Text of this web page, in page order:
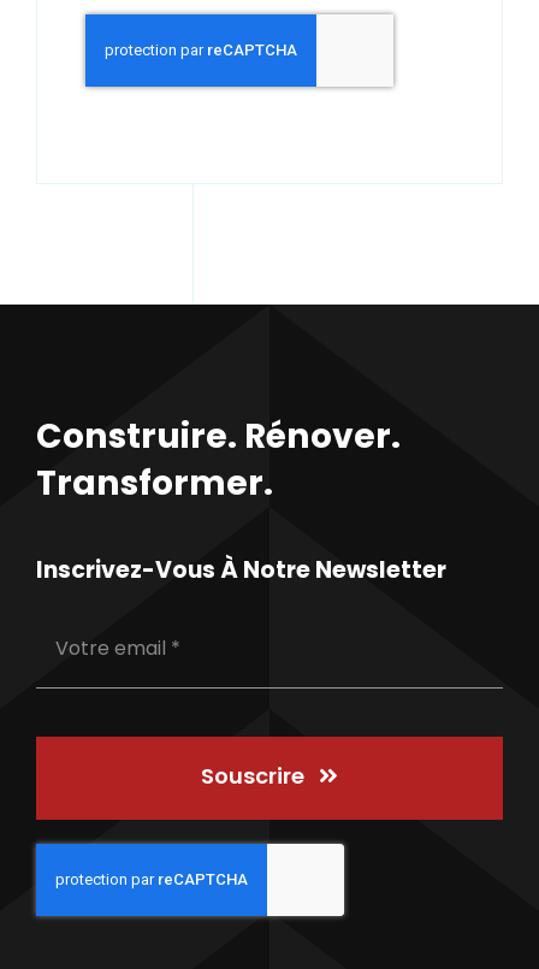
Construire. Rénover.
Transformer.
Inscrivez-Vous À Notre Newsletter
Souscrire